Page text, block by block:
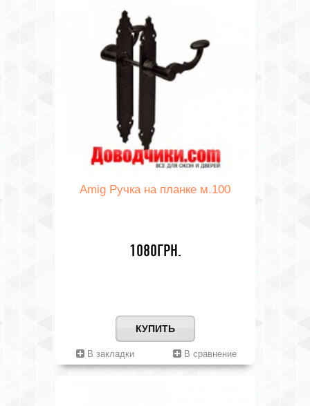
Amig Ручка на планке м.100
1080ГРН.
КУПИТЬ
В закладки В сравнение